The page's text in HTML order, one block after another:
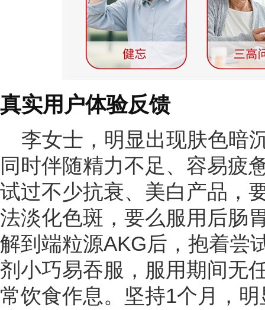
真实用户体验反馈
李女士，明显出现肤色暗
同时伴随精力不足、容易疲
试过不少抗衰、美白产品，
法淡化色斑，要么服用后肠
解到端粒源AKG后，抱着尝
剂小巧易吞服，服用期间无
常饮食作息。坚持1个月，